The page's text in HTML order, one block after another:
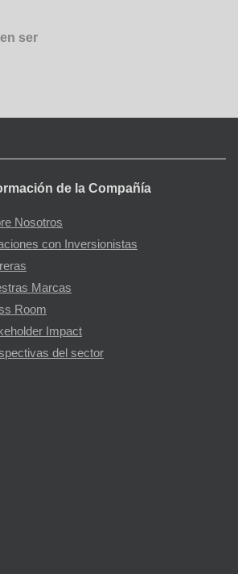
ser
de la Compañía
Nosotros
con Inversionistas
Marcas
Room
Impact
del sector